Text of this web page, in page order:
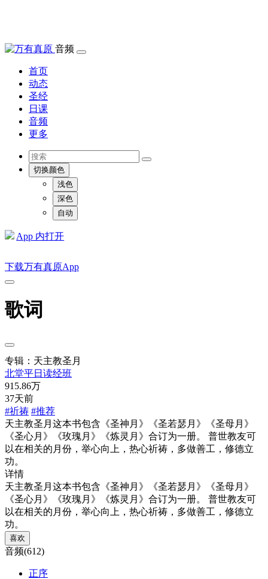
音频
首页
动态
圣经
日课
音频
更多
切换颜色
浅色
深色
自动
App 内打开
下载万有真原App
歌词
专辑：天主教圣月
北堂平日读经班
915.86万
37天前
#祈祷 #推荐
天主教圣月这本书包含《圣神月》《圣若瑟月》《圣母月》
《圣心月》《玫瑰月》《炼灵月》合订为一册。 普世教友可
以在相关的月份，举心向上，热心祈祷，多做善工，修德立
功。
详情
天主教圣月这本书包含《圣神月》《圣若瑟月》《圣母月》
《圣心月》《玫瑰月》《炼灵月》合订为一册。 普世教友可
以在相关的月份，举心向上，热心祈祷，多做善工，修德立
功。
喜欢
音频(612)
正序